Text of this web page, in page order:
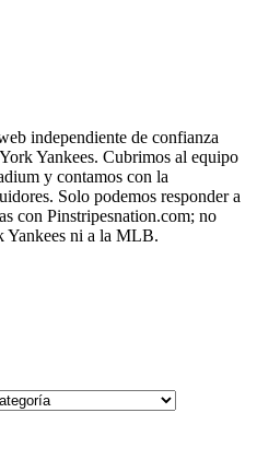
independiente de confianza
Yankees. Cubrimos al equipo
y contamos con la
Solo podemos responder a
con Pinstripesnation.com; no
Yankees ni a la MLB.